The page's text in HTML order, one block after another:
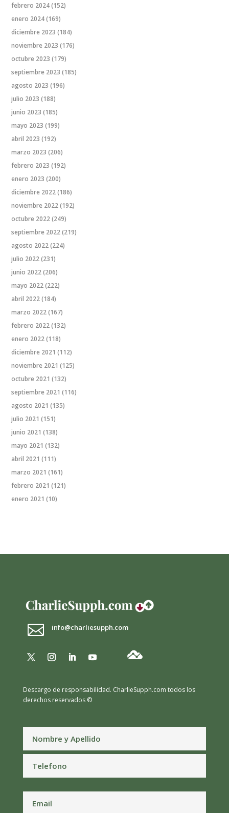
febrero 2024(152)
enero 2024(169)
diciembre 2023 (184)
noviembre 2023 (176)
octubre 2023 (179)
septiembre 2023 (185)
agosto 2023 (196)
julio 2023 (188)
junio 2023 (185)
mayo 2023 (199)
abril 2023 (192)
marzo 2023 (206)
febrero 2023 (192)
enero 2023 (200)
diciembre 2022(186)
noviembre 2022(192)
octubre 2022(249)
septiembre 2022(219)
agosto 2022(224)
julio 2022(231)
junio 2022(206)
mayo 2022(222)
abril 2022(184)
marzo 2022(167)
febrero 2022(132)
enero 2022(118)
diciembre 2021 (112)
noviembre 2021 (125)
octubre 2021 (132)
septiembre 2021 (116)
agosto 2021 (135)
julio 2021 (151)
junio 2021 (138)
mayo 2021 (132)
abril 2021 (111)
marzo 2021 (161)
febrero 2021 (121)
enero 2021 (10)
 info@charliesupph.com
Descargo de responsabilidad. CharlieSupph.com todos los
derechos reservados ©